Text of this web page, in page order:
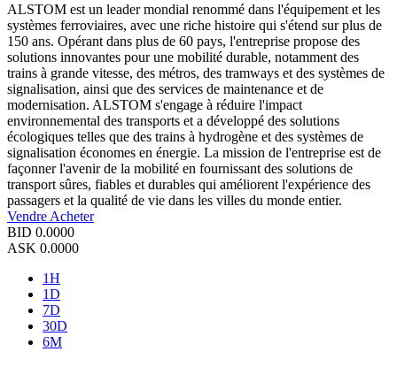
ALSTOM est un leader mondial renommé dans l'équipement et les
systèmes ferroviaires, avec une riche histoire qui s'étend sur plus de
150 ans. Opérant dans plus de 60 pays, l'entreprise propose des
solutions innovantes pour une mobilité durable, notamment des
trains à grande vitesse, des métros, des tramways et des systèmes de
signalisation, ainsi que des services de maintenance et de
modernisation. ALSTOM s'engage à réduire l'impact
environnemental des transports et a développé des solutions
écologiques telles que des trains à hydrogène et des systèmes de
signalisation économes en énergie. La mission de l'entreprise est de
façonner l'avenir de la mobilité en fournissant des solutions de
transport sûres, fiables et durables qui améliorent l'expérience des
passagers et la qualité de vie dans les villes du monde entier.
Vendre Acheter
BID 0.0000
ASK 0.0000
1H
1D
7D
30D
6M